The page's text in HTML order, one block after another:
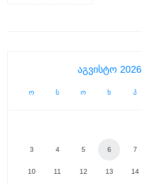
აგვისტო 2026
ო ს ო ხ პ
3 4 5 6 7
10 11 12 13 14